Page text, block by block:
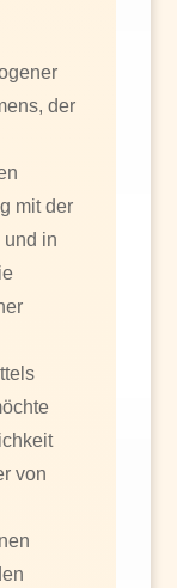
der
mit der
und in
von